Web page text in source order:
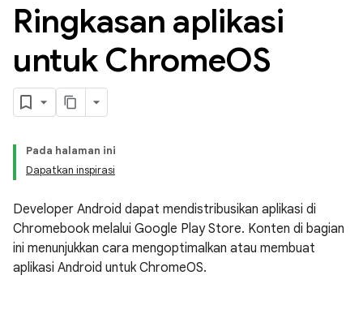
Ringkasan aplikasi
untuk ChromeOS
Pada halaman ini
Dapatkan inspirasi
Developer Android dapat mendistribusikan aplikasi di
Chromebook melalui Google Play Store. Konten di bagian
ini menunjukkan cara mengoptimalkan atau membuat
aplikasi Android untuk ChromeOS.